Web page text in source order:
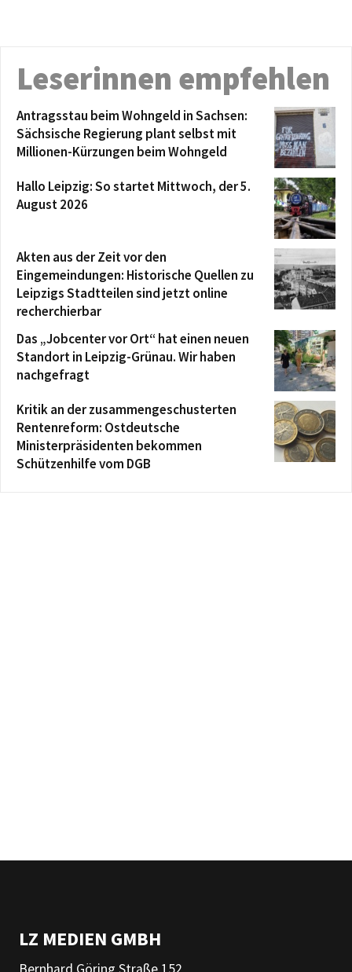
Leserinnen empfehlen
Antragsstau beim Wohngeld in Sachsen:
Sächsische Regierung plant selbst mit
Millionen-Kürzungen beim Wohngeld
Hallo Leipzig: So startet Mittwoch, der 5.
August 2026
Akten aus der Zeit vor den
Eingemeindungen: Historische Quellen zu
Leipzigs Stadtteilen sind jetzt online
recherchierbar
Das „Jobcenter vor Ort“ hat einen neuen
Standort in Leipzig-Grünau. Wir haben
nachgefragt
Kritik an der zusammengeschusterten
Rentenreform: Ostdeutsche
Ministerpräsidenten bekommen
Schützenhilfe vom DGB
LZ MEDIEN GMBH